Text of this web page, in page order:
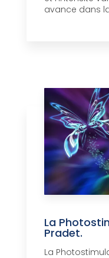
avance dans
La
Pradet.
La